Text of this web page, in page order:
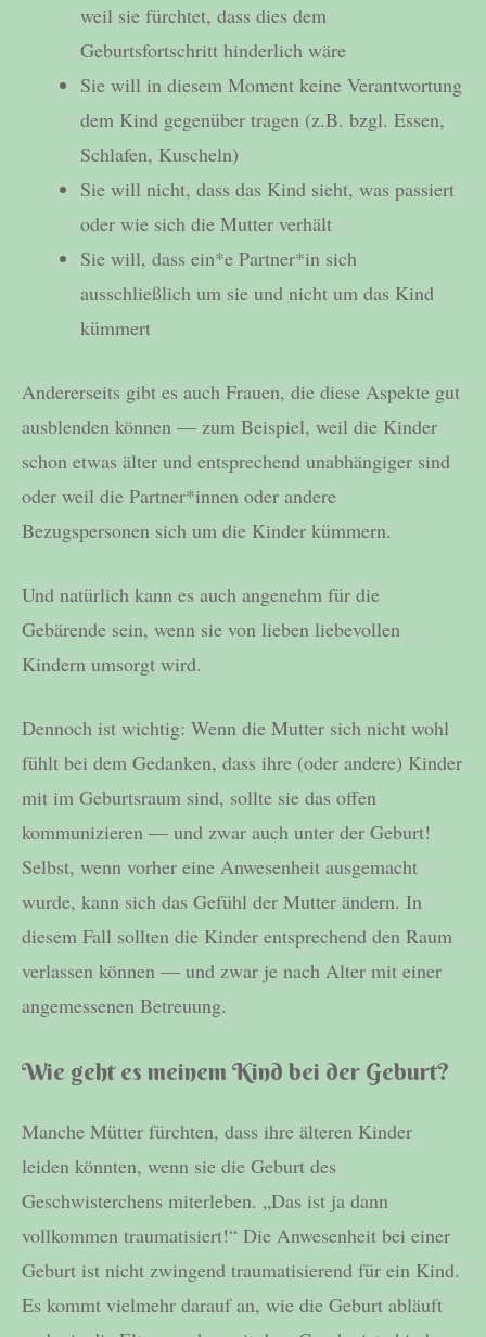
weil sie fürchtet, dass dies dem
Geburtsfortschritt hinderlich wäre
Sie will in diesem Moment keine Verantwortung
dem Kind gegenüber tragen (z.B. bzgl. Essen,
Schlafen, Kuscheln)
Sie will nicht, dass das Kind sieht, was passiert
oder wie sich die Mutter verhält
Sie will, dass ein*e Partner*in sich
ausschließlich um sie und nicht um das Kind
kümmert
Andererseits gibt es auch Frauen, die diese Aspekte gut
ausblenden können — zum Beispiel, weil die Kinder
schon etwas älter und entsprechend unabhängiger sind
oder weil die Partner*innen oder andere
Bezugspersonen sich um die Kinder kümmern.
Und natürlich kann es auch angenehm für die
Gebärende sein, wenn sie von lieben liebevollen
Kindern umsorgt wird.
Dennoch ist wichtig: Wenn die Mutter sich nicht wohl
fühlt bei dem Gedanken, dass ihre (oder andere) Kinder
mit im Geburtsraum sind, sollte sie das offen
kommunizieren — und zwar auch unter der Geburt!
Selbst, wenn vorher eine Anwesenheit ausgemacht
wurde, kann sich das Gefühl der Mutter ändern. In
diesem Fall sollten die Kinder entsprechend den Raum
verlassen können — und zwar je nach Alter mit einer
angemessenen Betreuung.
Wie geht es meinem Kind bei der Geburt?
Manche Mütter fürchten, dass ihre älteren Kinder
leiden könnten, wenn sie die Geburt des
Geschwisterchens miterleben. „Das ist ja dann
vollkommen traumatisiert!“ Die Anwesenheit bei einer
Geburt ist nicht zwingend traumatisierend für ein Kind.
Es kommt vielmehr darauf an, wie die Geburt abläuft